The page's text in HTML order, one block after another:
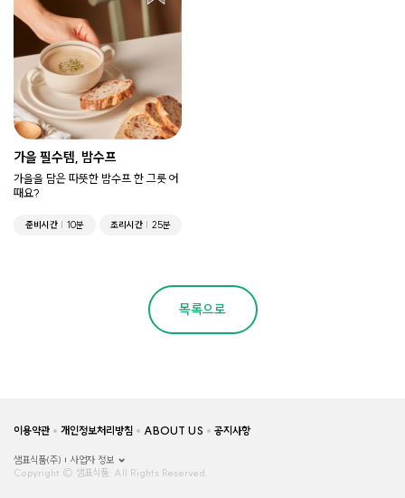
가을 필수템, 밤수프
가을을 담은 따뜻한 밤수프 한 그릇 어
때요?
준비시간 10분 조리시간 25분
목록으로
이용약관 개인정보처리방침 ABOUT US 공지사항
샘표식품(주)
사업자 정보
Copyright © 샘표식품, All Rights Reserved.